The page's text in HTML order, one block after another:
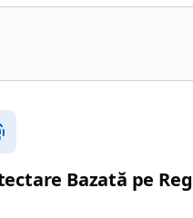
să alegeți
Bazată pe